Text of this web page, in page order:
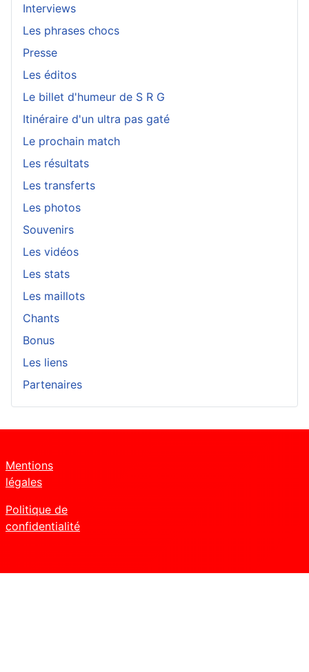
Interviews
Les phrases chocs
Presse
Les éditos
Le billet d'humeur de S R G
Itinéraire d'un ultra pas gaté
Le prochain match
Les résultats
Les transferts
Les photos
Souvenirs
Les vidéos
Les stats
Les maillots
Chants
Bonus
Les liens
Partenaires
Mentions
légales
Politique de
confidentialité